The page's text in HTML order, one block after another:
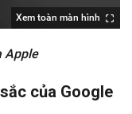
Xem toàn màn hình
Apple
của Google